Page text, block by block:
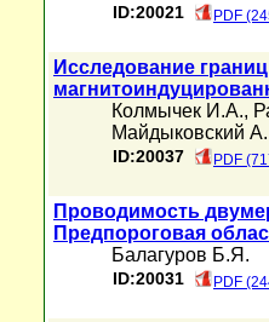
ID:20021 PDF
Исследование
Колмычек И.А.,
Майдыковский
ID:20037 PDF
Проводимость
Предпороговая
Балагуров Б.Я.
ID:20031 PDF